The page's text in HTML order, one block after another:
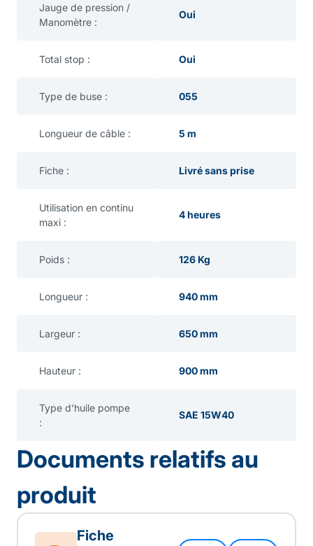
Jauge de pression /
Manomètre :
Oui
Total stop : Oui
Type de buse : 055
Longueur de câble : 5 m
Fiche : Livré sans prise
Utilisation en continu
maxi :
4 heures
Poids : 126 Kg
Longueur : 940 mm
Largeur : 650 mm
Hauteur : 900 mm
Type d'huile pompe
:
SAE 15W40
Documents relatifs au
produit
Fiche